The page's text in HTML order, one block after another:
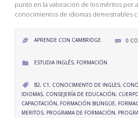
punto en la valoración de los méritos por
conocimientos de idiomas demostrables
 APRENDE CON CAMBRIDGE  0
 CATEGORY
ESTUDIA INGLÉS, FORMACIÓN
 CATEGORY
B2, C1, CONOCIMIENTO DE INGLES,
IDIOMAS, CONSEJERÍA DE EDUCACIÓN,
CAPACITACIÓN, FORMACIÓN BILINGÜE,
MERITOS, PROGRAMA DE FORMACIÓN,